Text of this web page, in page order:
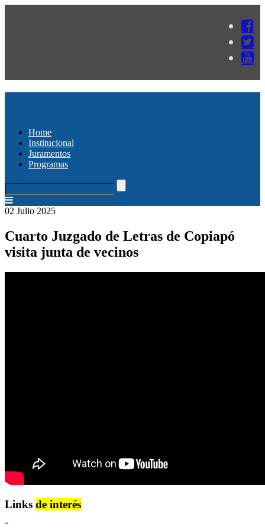
Home
Institucional
Juramentos
Programas
02 Julio 2025
Cuarto Juzgado de Letras de Copiapó
visita junta de vecinos
Links de interés